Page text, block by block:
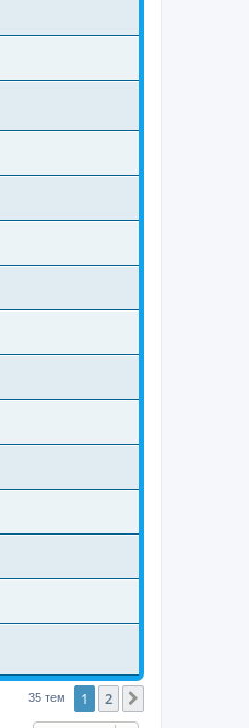
35 тем 1 2